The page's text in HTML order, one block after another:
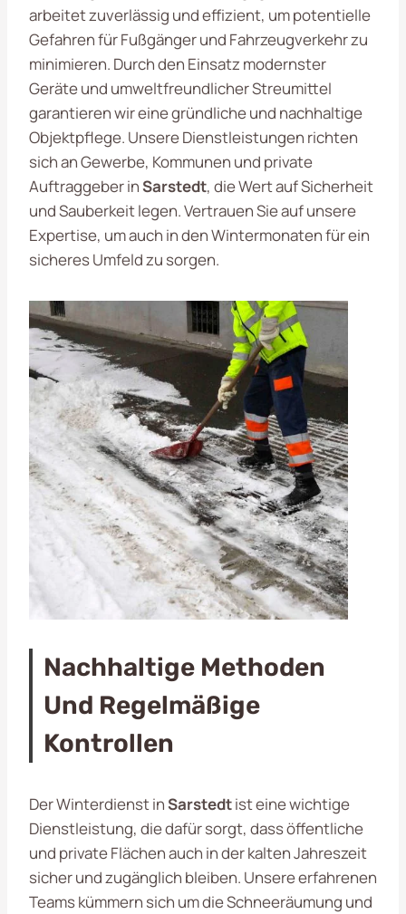
arbeitet zuverlässig und effizient, um potentielle
Gefahren für Fußgänger und Fahrzeugverkehr zu
minimieren. Durch den Einsatz modernster
Geräte und umweltfreundlicher Streumittel
garantieren wir eine gründliche und nachhaltige
Objektpflege. Unsere Dienstleistungen richten
sich an Gewerbe, Kommunen und private
Auftraggeber inSarstedt, die Wert auf Sicherheit
und Sauberkeit legen. Vertrauen Sie auf unsere
Expertise, um auch in den Wintermonaten für ein
sicheres Umfeld zu sorgen.
Nachhaltige Methoden
Und Regelmäßige
Kontrollen
Der Winterdienst inSarstedtist eine wichtige
Dienstleistung, die dafür sorgt, dass öffentliche
und private Flächen auch in der kalten Jahreszeit
sicher und zugänglich bleiben. Unsere erfahrenen
Teams kümmern sich um die Schneeräumung und